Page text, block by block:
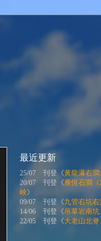
最近更新
25/07 刊登《黃龍瀑右
20/07 刊登《雁恆石澗
峽》
09/07 刊登《九管右坑右
14/06 刊登《吊草岩南
22/05 刊登《大老山北